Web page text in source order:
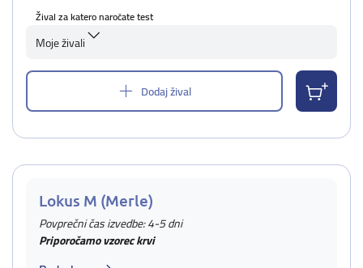
Žival za katero naročate test
Moje živali
Dodaj žival
Lokus M (Merle)
Povprečni čas izvedbe: 4-5 dni
Priporočamo vzorec krvi